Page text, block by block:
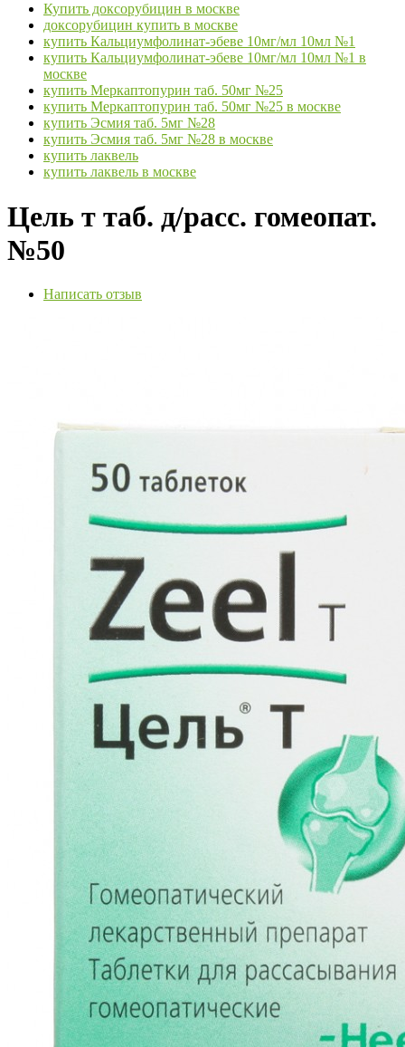
Купить доксорубицин в москве
доксорубицин купить в москве
купить Кальциумфолинат-эбеве 10мг/мл 10мл №1
купить Кальциумфолинат-эбеве 10мг/мл 10мл №1 в
москве
купить Меркаптопурин таб. 50мг №25
купить Меркаптопурин таб. 50мг №25 в москве
купить Эсмия таб. 5мг №28
купить Эсмия таб. 5мг №28 в москве
купить лаквель
купить лаквель в москве
Цель т таб. д/расс. гомеопат.
№50
Написать отзыв